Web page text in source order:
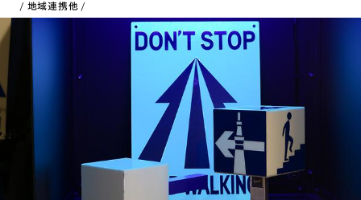
地域連携他